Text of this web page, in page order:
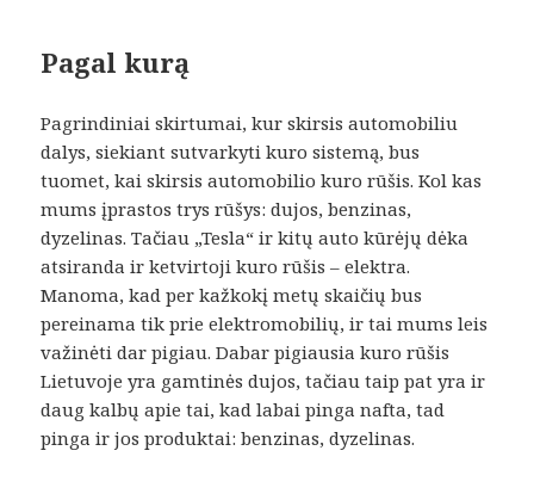
Pagal kurą
Pagrindiniai skirtumai, kur skirsis automobiliu
dalys, siekiant sutvarkyti kuro sistemą, bus
tuomet, kai skirsis automobilio kuro rūšis. Kol kas
mums įprastos trys rūšys: dujos, benzinas,
dyzelinas. Tačiau „Tesla“ ir kitų auto kūrėjų dėka
atsiranda ir ketvirtoji kuro rūšis – elektra.
Manoma, kad per kažkokį metų skaičių bus
pereinama tik prie elektromobilių, ir tai mums leis
važinėti dar pigiau. Dabar pigiausia kuro rūšis
Lietuvoje yra gamtinės dujos, tačiau taip pat yra ir
daug kalbų apie tai, kad labai pinga nafta, tad
pinga ir jos produktai: benzinas, dyzelinas.